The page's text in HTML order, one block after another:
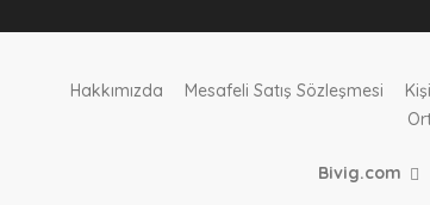
Hakkımızda Mesafeli Satış Sözleşmesi
Bivig.com